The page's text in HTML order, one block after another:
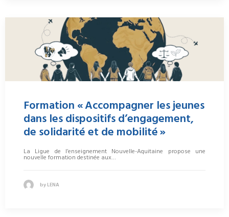
Formation « Accompagner les jeunes
dans les dispositifs d’engagement,
de solidarité et de mobilité »
La Ligue de l’enseignement Nouvelle-Aquitaine propose une
nouvelle formation destinée aux…
by LENA